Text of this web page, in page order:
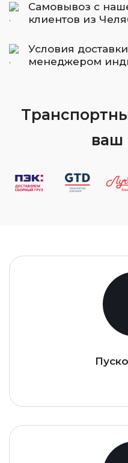
Самовывоз с
клиентов из
Условия
менеджером
ваш